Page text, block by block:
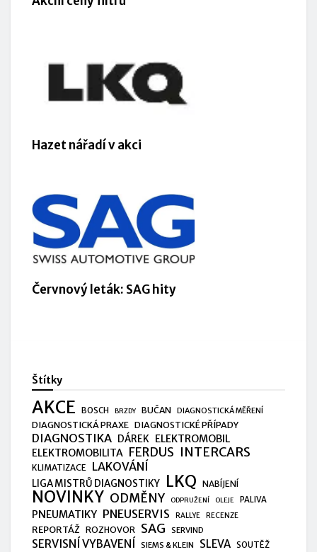
Hazet nářadí v akci
Červnový leták: SAG hity
Štítky
AKCE BOSCH BRZDY BUČAN DIAGNOSTICKÁ MĚŘENÍ
DIAGNOSTICKÁ PRAXE DIAGNOSTICKÉ PŘÍPADY
DIAGNOSTIKA DÁREK ELEKTROMOBIL
ELEKTROMOBILITA FERDUS INTERCARS
KLIMATIZACE LAKOVÁNÍ
LIGA MISTRŮ DIAGNOSTIKY LKQ NABÍJENÍ
NOVINKY ODMĚNY ODPRUŽENÍ OLEJE PALIVA
PNEUMATIKY PNEUSERVIS RALLYE RECENZE
REPORTÁŽ ROZHOVOR SAG SERVIND
SERVISNÍ VYBAVENÍ SIEMS & KLEIN SLEVA SOUTĚŽ